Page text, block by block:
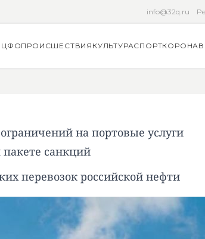
info@32q.ru
ЦФОПРОИСШЕСТВИЯ КУЛЬТУРАСПОРТ
на портовые услуги
санкций
перевозок российской нефти